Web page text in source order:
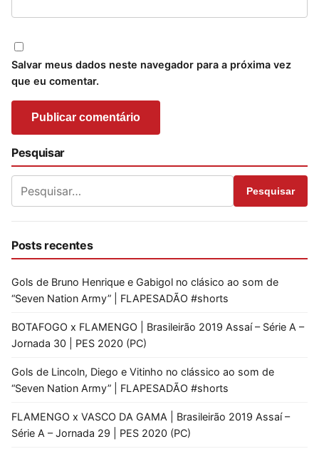
Salvar meus dados neste navegador para a próxima vez
que eu comentar.
Pesquisar
Pesquisar
Posts recentes
Gols de Bruno Henrique e Gabigol no clásico ao som de
“Seven Nation Army” | FLAPESADÃO #shorts
BOTAFOGO x FLAMENGO | Brasileirão 2019 Assaí – Série A –
Jornada 30 | PES 2020 (PC)
Gols de Lincoln, Diego e Vitinho no clássico ao som de
“Seven Nation Army” | FLAPESADÃO #shorts
FLAMENGO x VASCO DA GAMA | Brasileirão 2019 Assaí –
Série A – Jornada 29 | PES 2020 (PC)